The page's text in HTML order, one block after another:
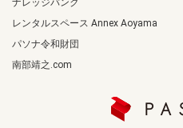
ナレッジバンク
レンタルスペース Annex Aoyama
パソナ令和財団
南部靖之.com